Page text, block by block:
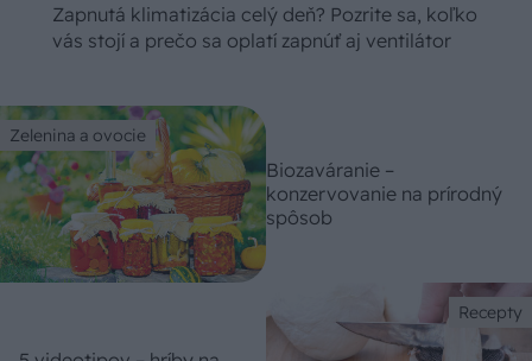
Zapnutá klimatizácia celý deň? Pozrite sa, koľko
vás stojí a prečo sa oplatí zapnúť aj ventilátor
Zelenina a ovocie
Biozaváranie –
konzervovanie na prírodný
spôsob
Recepty